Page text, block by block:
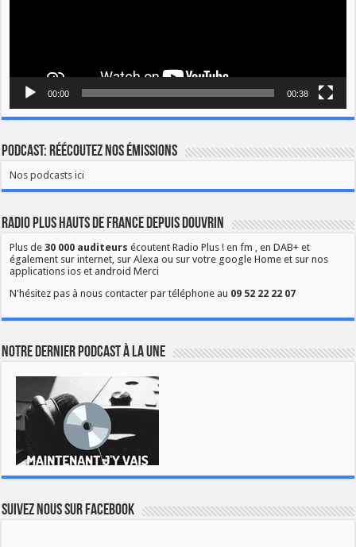
00:00 00:38
Podcast: Réécoutez nos émissions
Nos podcasts ici
Radio Plus Hauts de France depuis Douvrin
Plus de30 000 auditeurs écoutent Radio Plus ! en fm , en DAB+ et
également sur internet, sur Alexa ou sur votre google Home et sur nos
applications ios et android Merci
N'hésitez pas à nous contacter par téléphone au 09 52 22 22 07
Notre dernier podcast à la une
Suivez nous sur Facebook